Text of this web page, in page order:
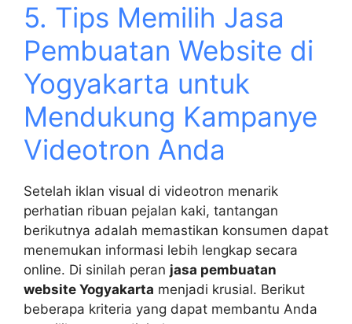
5. Tips Memilih Jasa
Pembuatan Website di
Yogyakarta untuk
Mendukung Kampanye
Videotron Anda
Setelah iklan visual di videotron menarik
perhatian ribuan pejalan kaki, tantangan
berikutnya adalah memastikan konsumen dapat
menemukan informasi lebih lengkap secara
online. Di sinilah peran jasa pembuatan
website Yogyakarta menjadi krusial. Berikut
beberapa kriteria yang dapat membantu Anda